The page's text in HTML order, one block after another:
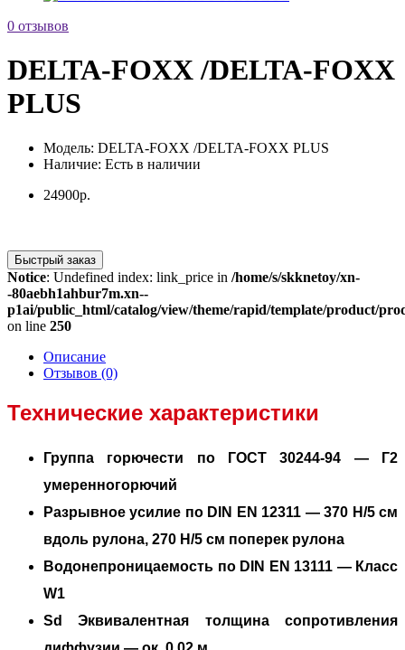
0 отзывов
DELTA-FOXX /DELTA-FOXX
PLUS
Модель: DELTA-FOXX /DELTA-FOXX PLUS
Наличие: Есть в наличии
24900р.
Быстрый заказ
Notice: Undefined index: link_price in /home/s/skknetoy/xn-
-80aebh1ahbur7m.xn--
p1ai/public_html/catalog/view/theme/rapid/template/product/
on line 250
Описание
Отзывов (0)
Технические характеристики
Группа горючести по ГОСТ 30244-94 —Г2
умеренногорючий
Разрывное усилие по DIN EN 12311 —370 Н/5 см
вдоль рулона, 270 Н/5 см поперек рулона
Водонепроницаемость по DIN EN 13111 —Класс
W1
Sd Эквивалентная толщина сопротивления